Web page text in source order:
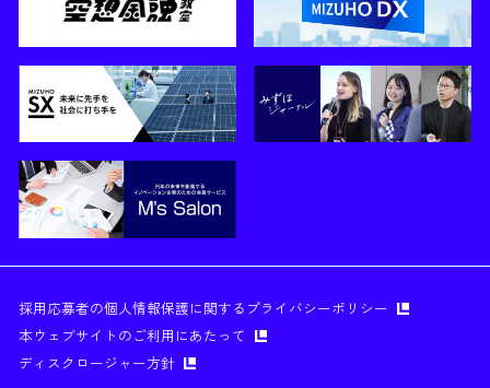
採用応募者の個人情報保護に関するプライバシーポリシー
本ウェブサイトのご利用にあたって
ディスクロージャー方針